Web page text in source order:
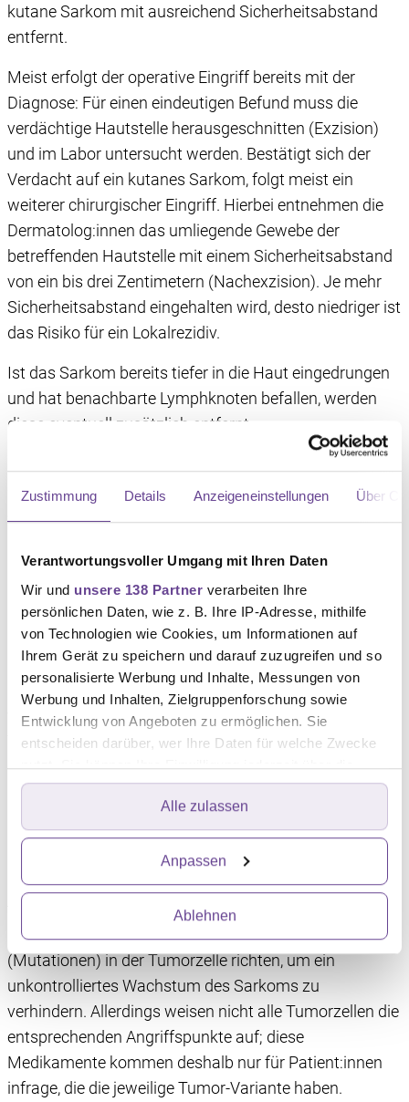
Zustimmung Details Anzeigeneinstellungen Über
Verantwortungsvoller Umgang mit Ihren Daten
Wir und unsere 138 Partner verarbeiten Ihre
persönlichen Daten, wie z. B. Ihre IP-Adresse, mithilfe
von Technologien wie Cookies, um Informationen auf
Ihrem Gerät zu speichern und darauf zuzugreifen und so
personalisierte Werbung und Inhalte, Messungen von
Werbung und Inhalten, Zielgruppenforschung sowie
Entwicklung von Angeboten zu ermöglichen. Sie
entscheiden darüber, wer Ihre Daten für welche Zwecke
nutzt. Sie können Ihre Einwilligung jederzeit über die
Cookie-Erklärung oder durch Klicken auf das Privacy
Trigger Symbol ändern oder widerrufen
Erfahren Sie mehr darüber, wie Ihre persönlichen Daten
verarbeitet werden, und legen Sie Ihre Präferenzen im
Abschnitt Einzelheitenfest.
Wir verwenden Dienste von Drittanbietern, die
Informationen im Endgerät eines Seitenbesuchers
speichern oder dort abrufen. Anschließend verarbeiten
wir die Informationen weiter. Dies alles hilft uns, unsere
Website optimal zu gestalten und fortlaufend zu
verbessern. Für die Speicherung, den Abruf und die
Verarbeitung benötigen wir Ihre Einwilligung. Ihre
Einwilligung können Sie mit Wirkung für die Zukunft
Alle zulassen
Anpassen
Ablehnen
kutane Sarkom mit ausreichend Sicherheitsabstand
entfernt.
Meist erfolgt der operative Eingriff bereits mit der
Diagnose: Für einen eindeutigen Befund muss die
verdächtige Hautstelle herausgeschnitten (Exzision)
und im Labor untersucht werden. Bestätigt sich der
Verdacht auf ein kutanes Sarkom, folgt meist ein
weiterer chirurgischer Eingriff. Hierbei entnehmen die
Dermatolog:innen das umliegende Gewebe der
betreffenden Hautstelle mit einem Sicherheitsabstand
von ein bis drei Zentimetern (Nachexzision). Je mehr
Sicherheitsabstand eingehalten wird, desto niedriger ist
das Risiko für ein Lokalrezidiv.
Ist das Sarkom bereits tiefer in die Haut eingedrungen
und hat benachbarte Lymphknoten befallen, werden
diese eventuell zusätzlich entfernt.
Operiert wird in den meisten Fällen ambulant unter
örtlicher Betäubung. Kann der Tumor vollständig
Ergänzende Therapien beim
kutanen Sarkom
Um den Heilungserfolg oder die Lebensqualität zu
verbessern, kann eine ergänzende medikamentöse
Therapie sinnvoll sein. Dazu zählen Immuntherapien
oder auch zielgerichtete Therapien.
Die Immuntherapie besteht aus Medikamenten, die das
Immunsystem im Kampf gegen den Krebs
unterstützen, beispielsweise indem sie die Krebszellen
markieren. Die zielgerichtete Therapie (englisch:
targeted therapy) umfasst verschiedene Medikamente,
die sich gezielt gegen bestimmte Veränderungen
(Mutationen) in der Tumorzelle richten, um ein
unkontrolliertes Wachstum des Sarkoms zu
verhindern. Allerdings weisen nicht alle Tumorzellen die
entsprechenden Angriffspunkte auf; diese
Medikamente kommen deshalb nur für Patient:innen
infrage, die die jeweilige Tumor-Variante haben.